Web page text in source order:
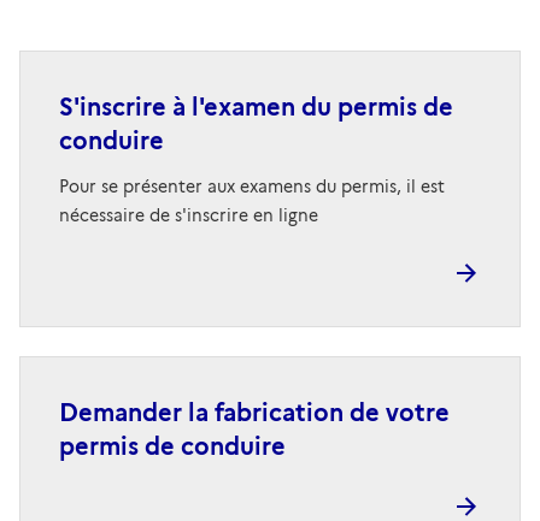
S'inscrire à l'examen du permis de
conduire
Pour se présenter aux examens du permis, il est
nécessaire de s'inscrire en ligne
Demander la fabrication de votre
permis de conduire